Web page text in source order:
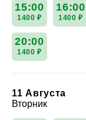
15:00
1400 ₽
16:00
1400 ₽
20:00
1400 ₽
11 Августа
Вторник